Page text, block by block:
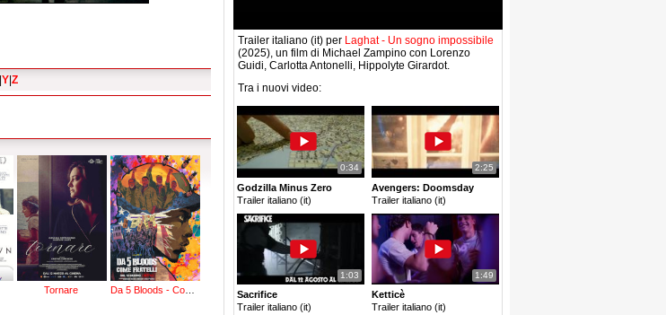
Y Z
Tornare Da 5 Bloods - Come fratelli
Trailer italiano (it) per Laghat - Un sogno impossibile
(2025), un film di Michael Zampino con Lorenzo
Guidi, Carlotta Antonelli, Hippolyte Girardot.
Tra i nuovi video:
0:34
Godzilla Minus Zero
Trailer italiano (it)
2:25
Avengers: Doomsday
Trailer italiano (it)
1:03
Sacrifice
Trailer italiano (it)
1:49
Ketticè
Trailer italiano (it)